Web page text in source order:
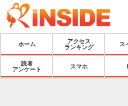
ホーム
アクセス
ランキング
ス
読者
アンケート
スマホ